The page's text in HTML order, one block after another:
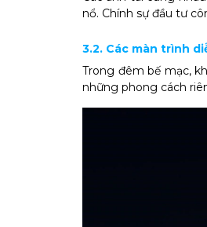
nổ. Chính sự đầu tư
3.2. Các màn trình
Trong đêm bế mạc,
những phong cách